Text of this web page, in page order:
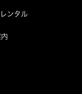
ンタル